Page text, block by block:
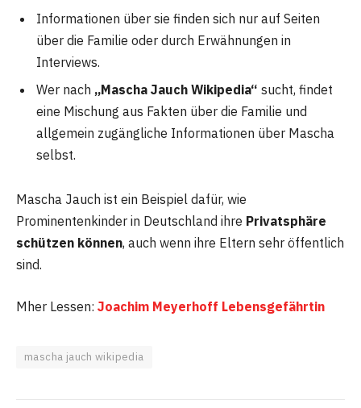
Informationen über sie finden sich nur auf Seiten
über die Familie oder durch Erwähnungen in
Interviews.
Wer nach „Mascha Jauch Wikipedia“ sucht, findet
eine Mischung aus Fakten über die Familie und
allgemein zugängliche Informationen über Mascha
selbst.
Mascha Jauch ist ein Beispiel dafür, wie
Prominentenkinder in Deutschland ihre Privatsphäre
schützen können, auch wenn ihre Eltern sehr öffentlich
sind.
Mher Lessen: Joachim Meyerhoff Lebensgefährtin
mascha jauch wikipedia